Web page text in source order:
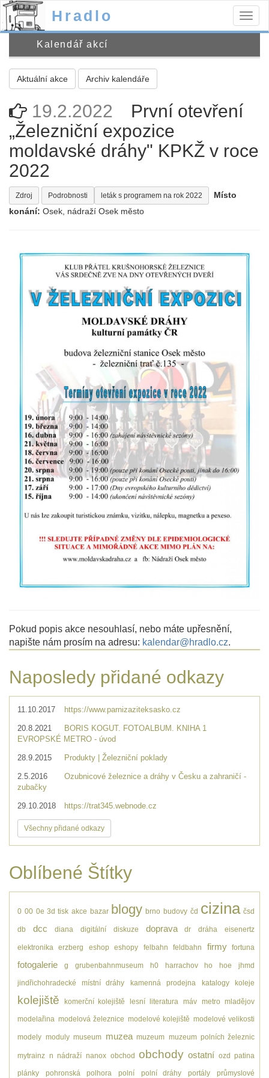
Hradlo
Kalendář akcí
Aktuální akce Archiv kalendáře
19.2.2022
První otevření
„Železniční expozice
moldavské dráhy" KPKŽ v roce
2022
Zdroj Podrobnosti leták s programem na rok 2022
Místo
konání: Osek, nádraží Osek město
Pokud popis akce nesouhlasí, nebo máte upřesnění,
napište nám prosím na adresu: kalendar@hradlo.cz.
Naposledy přidané odkazy
11.10.2017 https://www.parnizaziteksasko.cz
20.8.2021
BORIS KOGUT. FOTOALBUM. KNIHA 1
EVROPSKÉ METRO - úvod
28.9.2015 Produkty | Železniční poklady
2.5.2016
Ozubnicové železnice a dráhy v Česku a zahraničí -
zubačky
29.10.2018 https://trat345.webnode.cz
Všechny přidané odkazy
Oblíbené Štítky
0 00 0e 3d tisk akce bazar blogy brno budovy čd cizina čsd
db dcc diana digitální diskuze doprava dr dráha eisenertz
elektronika erzberg eshop eshopy felbahn feldbahn firmy fortuna
fotogalerie g grubenbahnmuseum h0 harrachov ho hoe jhmd
jindřichohradecké místní dráhy kamenná prodejna katalogy koleje
kolejiště komerční kolejiště lesní literatura máv metro mladějov
modelařina modelová železnice modelové kolejiště modelové velikosti
modely moduly museum muzea muzeum muzeum polních železnic
mytrainz n nádraží nanox obchod obchody ostatní ozd patina
plánky pohronská polhora polní polní dráhy portály průmyslové